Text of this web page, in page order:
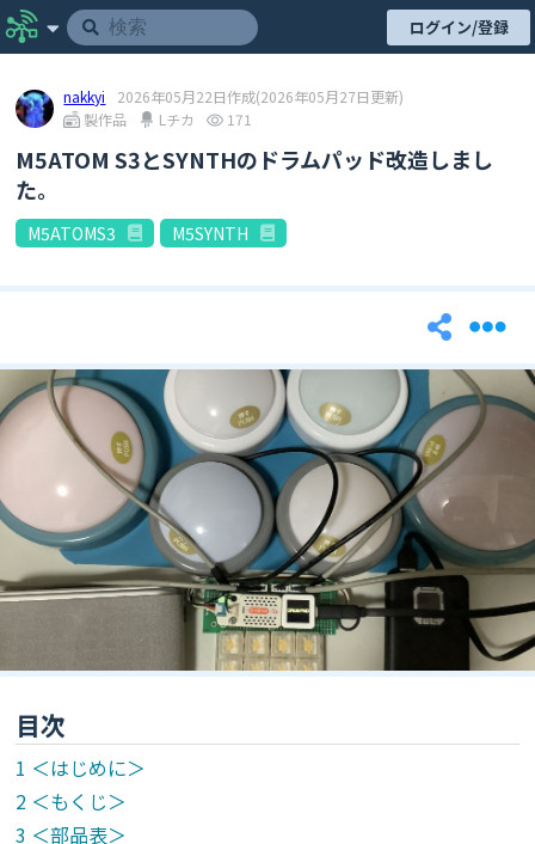
ログイン/登録
nakkyi 2026年05月22日作成(2026年05月27日更新)
製作品
Lチカ 171
M5ATOM S3とSYNTHのドラムパッド改造しまし
た。
M5ATOMS3 M5SYNTH
目次
＜はじめに＞
＜もくじ＞
＜部品表＞